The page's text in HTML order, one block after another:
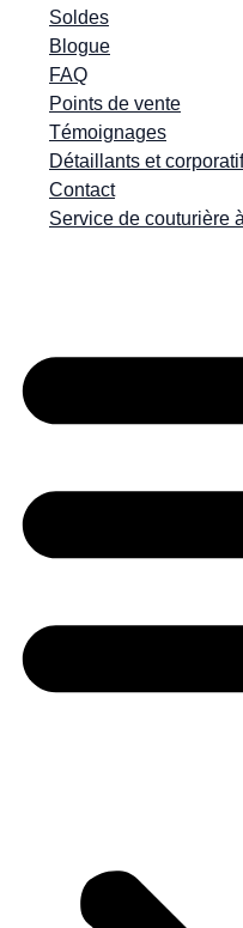
Soldes
Blogue
FAQ
Points de vente
Témoignages
Détaillants et corporatif
Contact
Service de couturière